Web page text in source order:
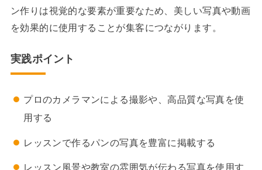
ン作りは視覚的な要素が重要なため、美しい写真や動画
を効果的に使用することが集客につながります。
実践ポイント
プロのカメラマンによる撮影や、高品質な写真を使
用する
レッスンで作るパンの写真を豊富に掲載する
レッスン風景や教室の雰囲気が伝わる写真を使用す